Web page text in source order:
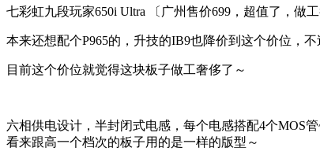
七彩虹九段玩家650i Ultra 〔广州售价699，超值了，做工
本来还想配个P965的，升技的IB9也降价到这个价位，
目前这个价位就觉得这块板子做工奢侈了～
六相供电设计，半封闭式电感，每个电感搭配4个MOS
看来跟高一个档次的板子用的是一样的版型～